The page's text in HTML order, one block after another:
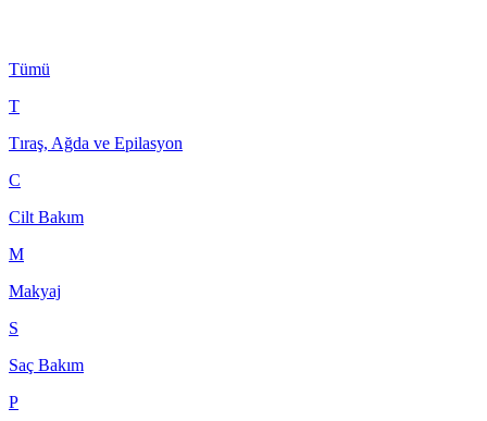
Tümü
T
Tıraş, Ağda ve Epilasyon
C
Cilt Bakım
M
Makyaj
S
Saç Bakım
P